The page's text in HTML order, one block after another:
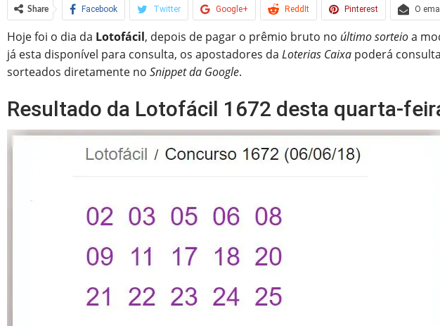
Share Facebook Twitter Google+ ReddIt Pinterest O
Hoje foi o dia da Lotofácil, depois de pagar o prêmio bruto no último sorteioa
já esta disponível para consulta, os apostadores da Loterias Caixa poderá
sorteados diretamente no Snippet da Google.
Resultado da Lotofácil 1672 desta quarta-